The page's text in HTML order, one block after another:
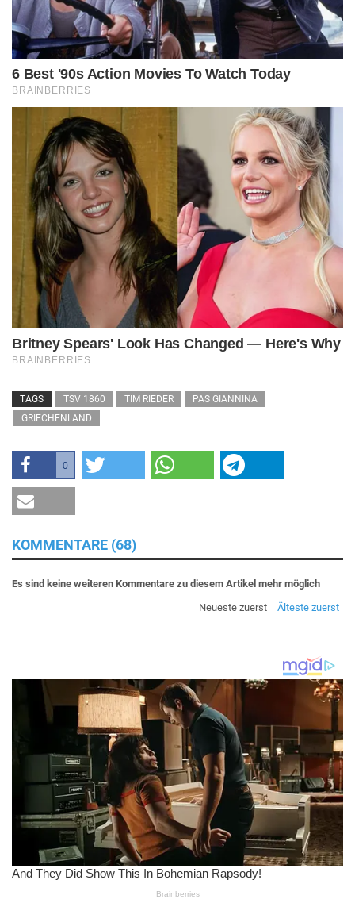
TAGS TSV 1860 TIM RIEDER
PAS GIANNINA
GRIECHENLAND
0
KOMMENTARE (68)
Es sind keine weiteren Kommentare zu diesem Artikel mehr möglich
Neueste zuerst
Älteste zuerst